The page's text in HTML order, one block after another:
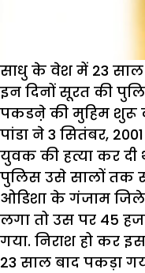
साधु के वेश में 23 साल
इन दिनों सूरत की
पकडऩे की मुहिम शुरू
पांडा ने 3 सितंबर,
युवक की हत्या कर दी
पुलिस उसे सालों तक
ओडिशा के गंजाम जिले
लगा तो उस पर 45
गया. निराश हो कर
23 साल बाद पकड़ा